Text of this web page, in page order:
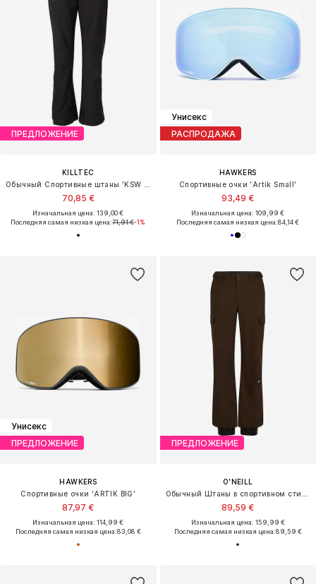
ПРЕДЛОЖЕНИЕ
KILLTEC
70,85 €
Изначальная цена: 139,00 €
Последняя самая низкая цена:71,91 €-1%
Унисекс
РАСПРОДАЖА
HAWKERS
Спортивные очки 'Artik Small'
93,49 €
Изначальная цена: 109,99 €
Последняя самая низкая цена:84,14 €
Унисекс
ПРЕДЛОЖЕНИЕ
HAWKERS
Спортивные очки 'ARTIK BIG'
87,97 €
Изначальная цена: 114,99 €
Последняя самая низкая цена:83,08 €
ПРЕДЛОЖЕНИЕ
O'NEILL
89,59 €
Изначальная цена: 159,99 €
Последняя самая низкая цена:89,59 €